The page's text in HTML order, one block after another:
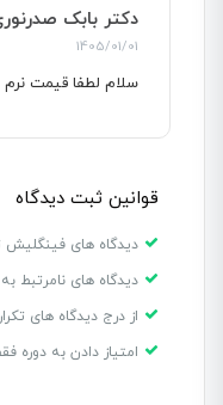
دکتر بابک
1405/01/01
سلام لطفا قیمت نرم
قوانین ثبت دیدگاه
دیدگاه های فینگلیش
دیدگاه های نامرتبط
از درج دیدگاه های
امتیاز دادن به